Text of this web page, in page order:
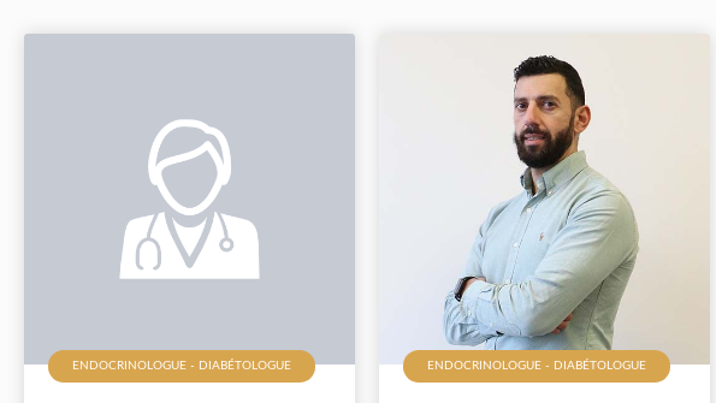
ENDOCRINOLOGUE - DIABÉTOLOGUE ENDOCRINOLOGUE - DIABÉTOLOGUE